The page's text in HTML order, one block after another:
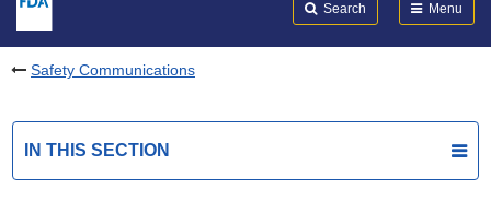
Search Menu
Safety Communications
IN THIS SECTION